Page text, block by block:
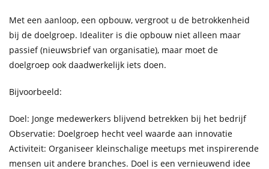
Met een aanloop, een opbouw, vergroot u de betrokkenheid
bij de doelgroep. Idealiter is die opbouw niet alleen maar
passief (nieuwsbrief van organisatie), maar moet de
doelgroep ook daadwerkelijk iets doen.
Bijvoorbeeld:
Doel: Jonge medewerkers blijvend betrekken bij het bedrijf
Observatie: Doelgroep hecht veel waarde aan innovatie
Activiteit: Organiseer kleinschalige meetups met inspirerende
mensen uit andere branches. Doel is een vernieuwend idee